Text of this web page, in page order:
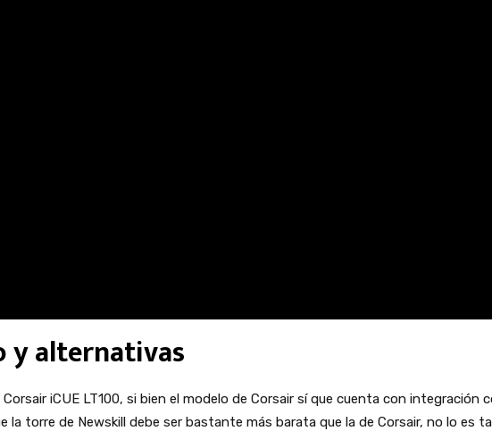
y alternativas
iCUE LT100, si bien el modelo de Corsair sí que cuenta con
la torre de Newskill debe ser bastante más barata que la de Corsair, no lo es